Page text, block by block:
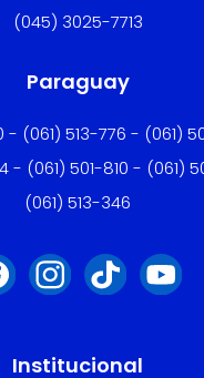
(045) 3025-7713
Paraguay
- (061) 513-776 - (061)
- (061) 501-810 - (061)
(061) 513-346
Institucional